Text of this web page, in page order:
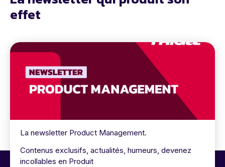
effet
La newsletter Product Management.
Contenus exclusifs, actualités, humeurs, devenez
incollables en Produit